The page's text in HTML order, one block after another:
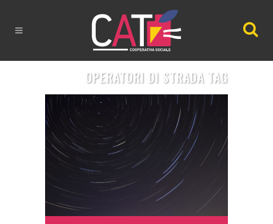
OPERATORI DI STRADA TAG